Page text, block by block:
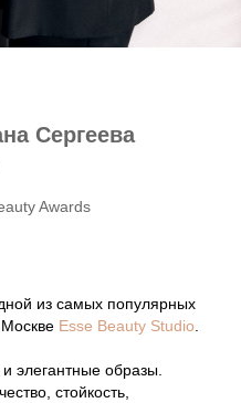
Сергеева
Awards
из самых популярных
Esse Beauty Studio
элегантные образы.
стойкость,